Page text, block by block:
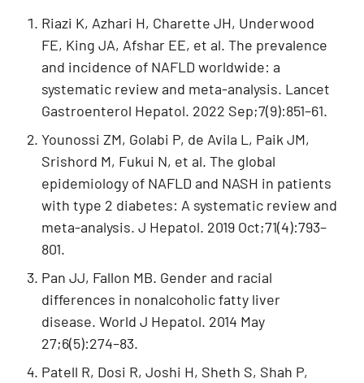
Riazi K, Azhari H, Charette JH, Underwood
FE, King JA, Afshar EE, et al. The prevalence
and incidence of NAFLD worldwide: a
systematic review and meta-analysis. Lancet
Gastroenterol Hepatol. 2022 Sep;7(9):851–61.
Younossi ZM, Golabi P, de Avila L, Paik JM,
Srishord M, Fukui N, et al. The global
epidemiology of NAFLD and NASH in patients
with type 2 diabetes: A systematic review and
meta-analysis. J Hepatol. 2019 Oct;71(4):793–
801.
Pan JJ, Fallon MB. Gender and racial
differences in nonalcoholic fatty liver
disease. World J Hepatol. 2014 May
27;6(5):274–83.
Patell R, Dosi R, Joshi H, Sheth S, Shah P,